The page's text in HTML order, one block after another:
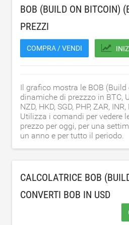
BOB (BUILD ON BITCOIN)
PREZZI
COMPRA / VENDI
Il grafico mostra le BOB
dinamiche di prezzzo in BTC,
NZD, HKD, SGD, PHP, ZAR,
Utilizza i comandi per vedere
prezzo per oggi, per una
un anno e per tutto il periodo.
CALCOLATRICE BOB
CONVERTI BOB IN USD